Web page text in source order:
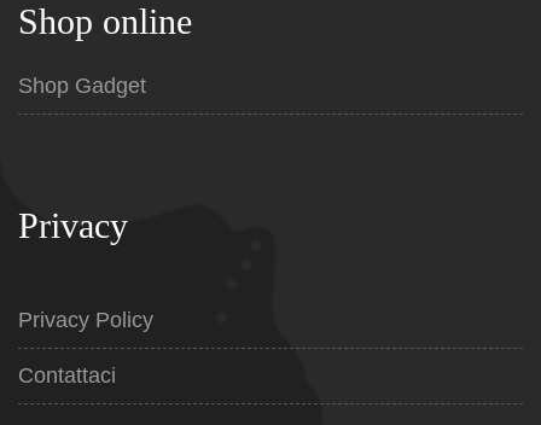
Shop online
Shop Gadget
Privacy
Privacy Policy
Contattaci